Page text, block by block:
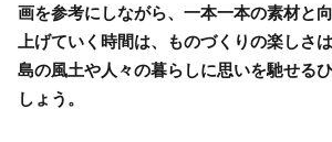
画を参考にしながら、一本一本の素材と
上げていく時間は、ものづくりの楽しさ
島の風土や人々の暮らしに思いを馳せる
しょう。